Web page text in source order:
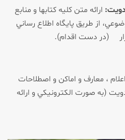
ارائه متن كليه كتاب­ها و منابع
از طريق پايگاه اطلاع رساني
(در دست اقدام).
، معارف و اماكن و اصطلاحات
(به صورت الكترونيكي و ارائه